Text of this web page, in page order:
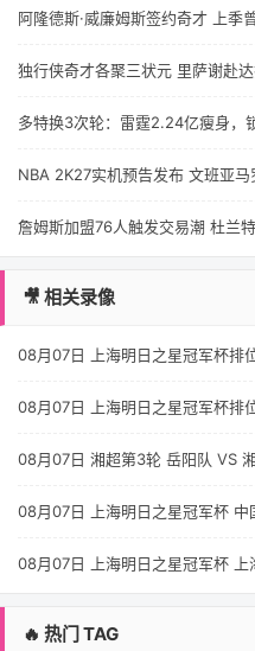
阿隆德斯·威廉姆斯签约奇才 上季
独行侠奇才各聚三状元 里萨谢赴
多特换3次轮：雷霆2.24亿瘦身，
NBA 2K27实机预告发布 文班亚马
詹姆斯加盟76人触发交易潮 杜兰
🎥 相关录像
08月07日 上海明日之星冠军杯排
08月07日 上海明日之星冠军杯排
08月07日 湘超第3轮 岳阳队 VS
08月07日 上海明日之星冠军杯 中
08月07日 上海明日之星冠军杯 上
🔥 热门 TAG